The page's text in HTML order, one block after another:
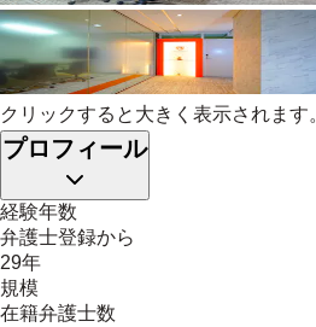
クリックすると大きく表示されます
プロフィール
経験年数
弁護士登録から
29年
規模
在籍弁護士数